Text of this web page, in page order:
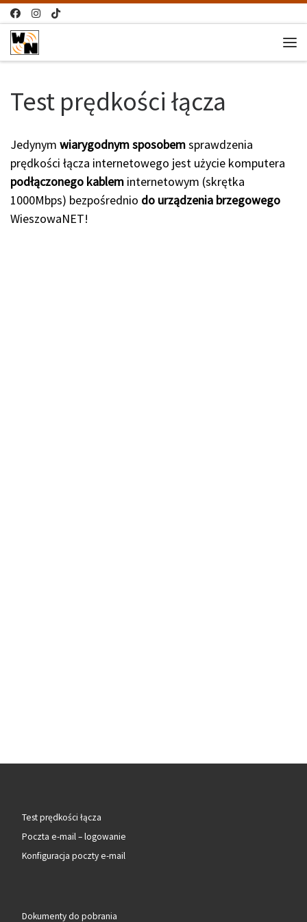
Przejdź do treści
Test prędkości łącza
Jedynym wiarygodnym sposobemsprawdzenia
prędkości łącza internetowego jest użycie komputera
podłączonego kablem internetowym (skrętka
1000Mbps) bezpośrednio do urządzenia brzegowego
WieszowaNET!
Test prędkości łącza
Poczta e-mail – logowanie
Konfiguracja poczty e-mail
Dokumenty do pobrania